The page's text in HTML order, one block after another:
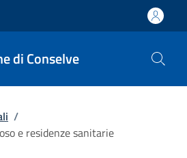
di Conselve
/
e residenze sanitarie